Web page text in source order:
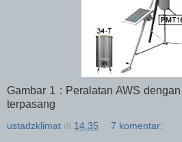
Gambar 1 : Peralatan AWS
terpasang
ustadzklimat di 14.35 7 komentar: